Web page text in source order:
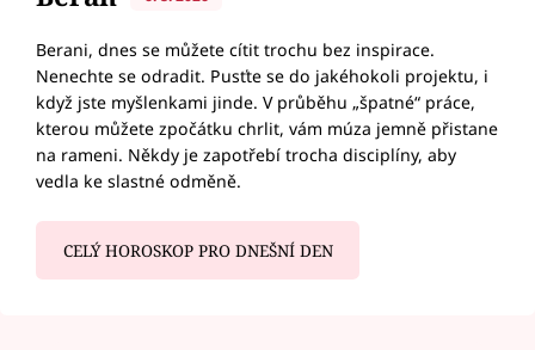
Berani, dnes se můžete cítit trochu bez inspirace.
Nenechte se odradit. Pusťte se do jakéhokoli projektu, i
když jste myšlenkami jinde. V průběhu „špatné“ práce,
kterou můžete zpočátku chrlit, vám múza jemně přistane
na rameni. Někdy je zapotřebí trocha disciplíny, aby
vedla ke slastné odměně.
CELÝ HOROSKOP PRO DNEŠNÍ DEN